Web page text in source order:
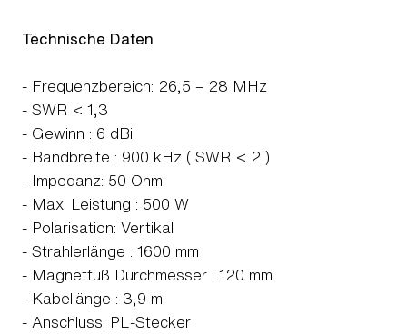
Technische Daten
- Frequenzbereich: 26,5 – 28 MHz
- SWR < 1,3
- Gewinn : 6 dBi
- Bandbreite : 900 kHz ( SWR < 2 )
- Impedanz: 50 Ohm
- Max. Leistung : 500 W
- Polarisation: Vertikal
- Strahlerlänge : 1600 mm
- Magnetfuß Durchmesser : 120 mm
- Kabellänge : 3,9 m
- Anschluss: PL-Stecker